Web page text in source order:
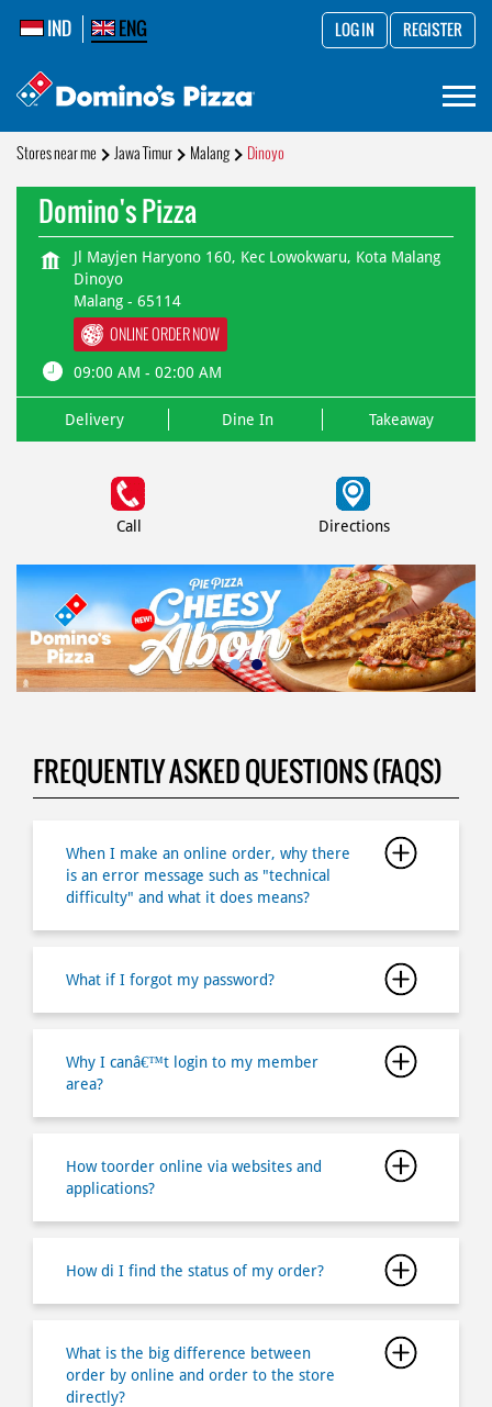
IND ENG LOG IN REGISTER
Stores near me Jawa Timur Malang Dinoyo
Domino's Pizza
Jl Mayjen Haryono 160, Kec Lowokwaru, Kota Malang
Dinoyo
Malang - 65114
ONLINE ORDER NOW
09:00 AM - 02:00 AM
Delivery Dine In Takeaway
Call Directions
FREQUENTLY ASKED QUESTIONS (FAQS)
When I make an online order, why there
is an error message such as "technical
difficulty" and what it does means?
What if I forgot my password?
Why I canâ€™t login to my member
area?
How toorder online via websites and
applications?
How di I find the status of my order?
What is the big difference between
order by online and order to the store
directly?